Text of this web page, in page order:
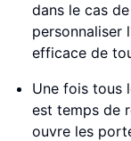
dans le cas
personnaliser
efficace de
Une fois tous
est temps de
ouvre les